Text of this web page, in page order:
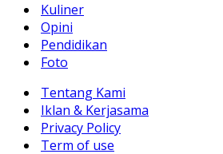
Kuliner
Opini
Pendidikan
Foto
Tentang Kami
Iklan & Kerjasama
Privacy Policy
Term of use